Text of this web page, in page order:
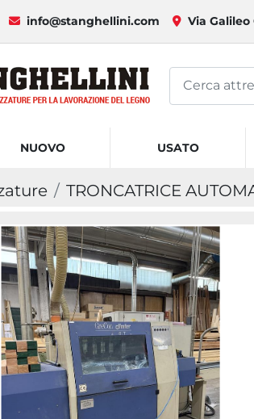
info@stanghellini.com Via Galileo
NUOVO USATO
TRONCATRICE